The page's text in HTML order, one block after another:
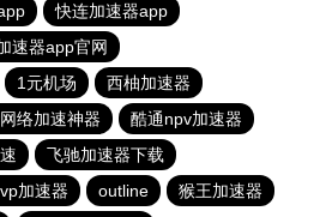
快连加速器app
速器app官网
1元机场
西柚加速器
络加速神器
酷通npv加速器
飞驰加速器下载
加速器 outline 猴王加速器